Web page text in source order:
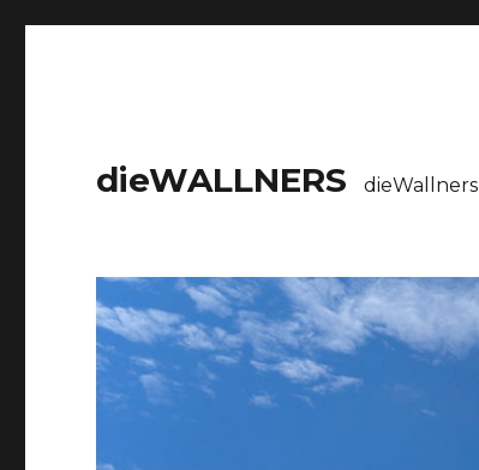
dieWALLNERS dieWallners